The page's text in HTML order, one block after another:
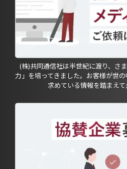
(株)共同通信社は半世紀に渡り、さ
力」を培ってきました。お客様が世
求めている情報を踏まえて